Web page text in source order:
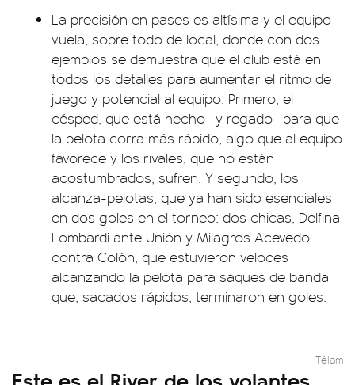
La precisión en pases es altísima y el equipo
vuela, sobre todo de local, donde con dos
ejemplos se demuestra que el club está en
todos los detalles para aumentar el ritmo de
juego y potencial al equipo. Primero, el
césped, que está hecho -y regado- para que
la pelota corra más rápido, algo que al equipo
favorece y los rivales, que no están
acostumbrados, sufren. Y segundo, los
alcanza-pelotas, que ya han sido esenciales
en dos goles en el torneo: dos chicas, Delfina
Lombardi ante Unión y Milagros Acevedo
contra Colón, que estuvieron veloces
alcanzando la pelota para saques de banda
que, sacados rápidos, terminaron en goles.
Télam